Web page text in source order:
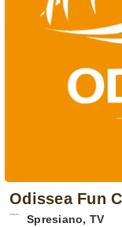
Odissea Fun
Spresiano, TV